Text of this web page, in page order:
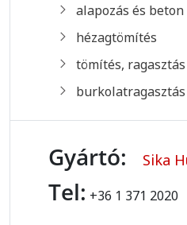
alapozás és
hézagtömítés
tömítés,
burkolatragasztás
Gyártó: Sika
Tel: +36 1 371 2020